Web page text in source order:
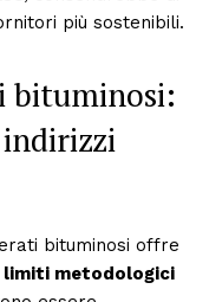
più sostenibili.
bituminosi:
bituminosi offre
limiti metodologici